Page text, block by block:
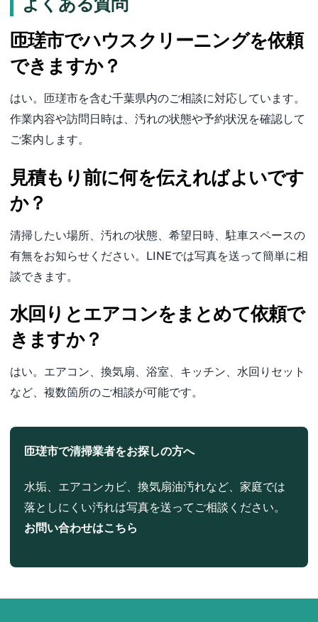
匝瑳市でハウスクリーニングを依頼
できますか？
はい。匝瑳市を含む千葉県内のご相談に対応しています。
作業内容や訪問日時は、汚れの状態や予約状況を確認して
ご案内します。
見積もり前に何を伝えればよいです
か？
清掃したい場所、汚れの状態、希望日時、駐車スペースの
有無をお知らせください。LINEでは写真を送って簡単に相
談できます。
水回りとエアコンをまとめて依頼で
きますか？
はい。エアコン、換気扇、浴室、キッチン、水回りセット
など、複数箇所のご相談が可能です。
匝瑳市で清掃業者をお探しの方へ
水垢、エアコンカビ、換気扇油汚れなど、家庭では
落としにくい汚れは写真を送ってご相談ください。
お問い合わせはこちら